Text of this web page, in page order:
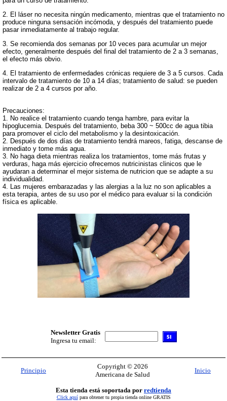
2. El láser no necesita ningún medicamento, mientras que el tratamiento no
produce ninguna sensación incómoda, y después del tratamiento puede
pasar inmediatamente al trabajo regular.
3. Se recomienda dos semanas por 10 veces para acumular un mejor
efecto, generalmente después del final del tratamiento de 2 a 3 semanas,
el efecto más obvio.
4. El tratamiento de enfermedades crónicas requiere de 3 a 5 cursos. Cada
intervalo de tratamiento de 10 a 14 días; tratamiento de salud: se pueden
realizar de 2 a 4 cursos por año.
Precauciones:
1. No realice el tratamiento cuando tenga hambre, para evitar la
hipoglucemia. Después del tratamiento, beba 300 ~ 500cc de agua tibia
para promover el ciclo del metabolismo y la desintoxicación.
2. Después de dos días de tratamiento tendrá mareos, fatiga, descanse de
inmediato y tome más agua.
3. No haga dieta mientras realiza los tratamientos, tome más frutas y
verduras, haga más ejercicio ofrecemos nutricinistas clinicos que le
ayudaran a determinar el mejor sistema de nutricion que se adapte a su
individualidad.
4. Las mujeres embarazadas y las alergias a la luz no son aplicables a
esta terapia, antes de su uso por el médico para evaluar si la condición
física es aplicable.
Newsletter Gratis
Ingresa tu email:
Principio
Copyright © 2026
Americana de Salud
Inicio
Esta tienda está soportada por redtienda
Click aquípara obtener tu propia tienda online GRATIS